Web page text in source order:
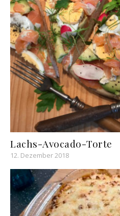
Lachs-Avocado-Torte
12. Dezember 2018